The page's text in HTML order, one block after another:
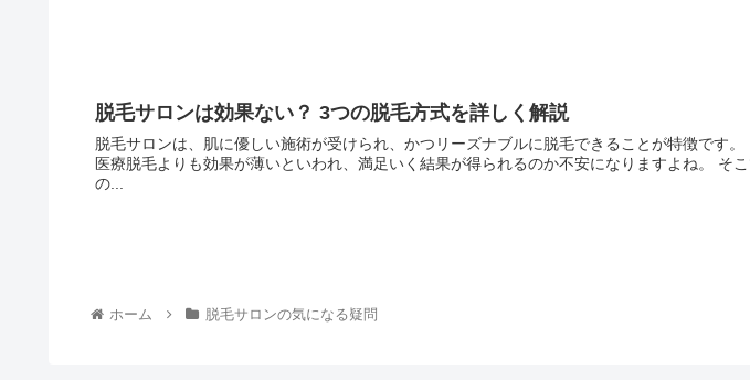
脱毛サロンは効果ない？ 3つの脱毛方式を詳しく解説
脱毛サロンは、肌に優しい施術が受けられ、かつリーズナブルに脱毛できることが特徴です。 しかし、脱毛サロンの施術は
医療脱毛よりも効果が薄いといわれ、満足いく結果が得られるのか不安になりますよね。 そこで本記事では、脱毛サロン
の...
ホーム 脱毛サロンの気になる疑問